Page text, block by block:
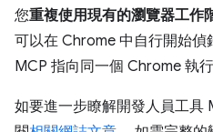
您重複使用現有的瀏覽器工作
可以在 Chrome 中自行開始偵
MCP 指向同一個 Chrome 執
如要進一步瞭解開發人員工具